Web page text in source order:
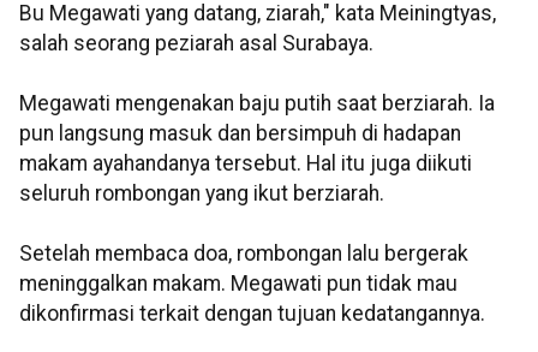
Bu Megawati yang datang, ziarah," kata Meiningtyas,
salah seorang peziarah asal Surabaya.
Megawati mengenakan baju putih saat berziarah. Ia
pun langsung masuk dan bersimpuh di hadapan
makam ayahandanya tersebut. Hal itu juga diikuti
seluruh rombongan yang ikut berziarah.
Setelah membaca doa, rombongan lalu bergerak
meninggalkan makam. Megawati pun tidak mau
dikonfirmasi terkait dengan tujuan kedatangannya.